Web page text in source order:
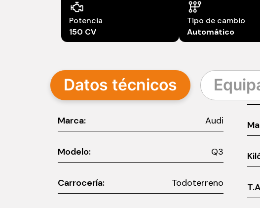
Potencia
150 CV
Tipo de cambio
Automático
Datos técnicos
Marca: Audi
Modelo: Q3
Carrocería: Todoterreno